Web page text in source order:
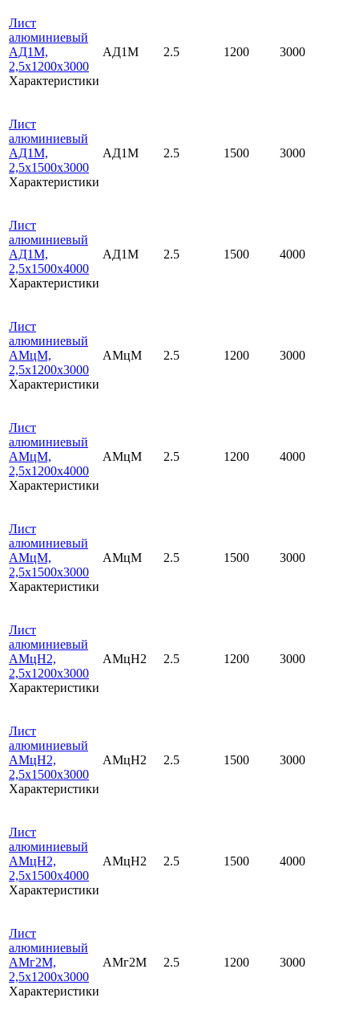
Лист
алюминиевый
АД1М,
2,5х1200х3000
Характеристики
АД1М 2.5 1200 3000
Лист
алюминиевый
АД1М,
2,5х1500х3000
Характеристики
АД1М 2.5 1500 3000
Лист
алюминиевый
АД1М,
2,5х1500х4000
Характеристики
АД1М 2.5 1500 4000
Лист
алюминиевый
АМцМ,
2,5х1200х3000
Характеристики
АМцМ 2.5 1200 3000
Лист
алюминиевый
АМцМ,
2,5х1200х4000
Характеристики
АМцМ 2.5 1200 4000
Лист
алюминиевый
АМцМ,
2,5х1500х3000
Характеристики
АМцМ 2.5 1500 3000
Лист
алюминиевый
АМцН2,
2,5х1200х3000
Характеристики
АМцН2 2.5 1200 3000
Лист
алюминиевый
АМцН2,
2,5х1500х3000
Характеристики
АМцН2 2.5 1500 3000
Лист
алюминиевый
АМцН2,
2,5х1500х4000
Характеристики
АМцН2 2.5 1500 4000
Лист
алюминиевый
АМг2М,
2,5х1200х3000
Характеристики
АМг2М 2.5 1200 3000